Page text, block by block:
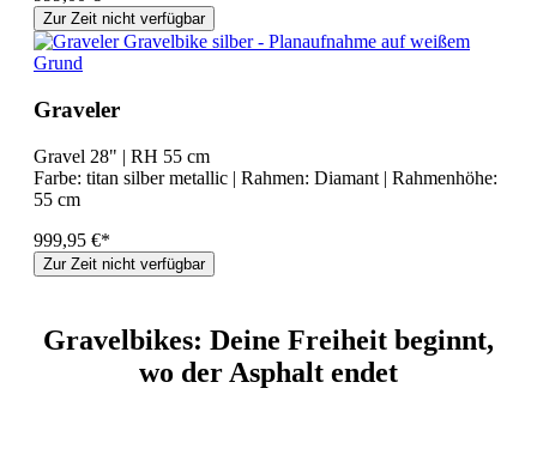
Zur Zeit nicht verfügbar
Graveler
Gravel 28" | RH 55 cm
Farbe: titan silber metallic | Rahmen: Diamant | Rahmenhöhe:
55 cm
999,95 €*
Zur Zeit nicht verfügbar
Gravelbikes: Deine Freiheit beginnt,
wo der Asphalt endet